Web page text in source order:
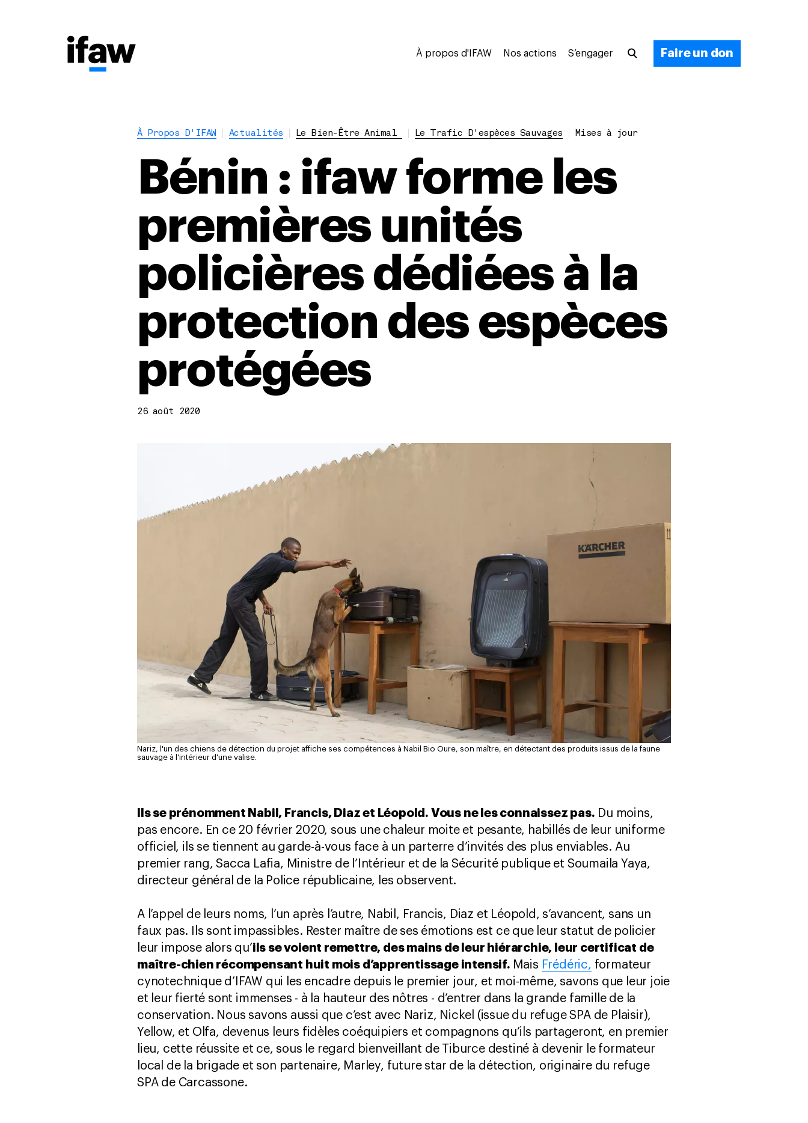
À propos d'IFAW Nos actions S’engager Faire un don
À Propos D'IFAW Actualités Le Bien-Être Animal Le Trafic D'espèces Sauvages Mises à jour
Bénin : ifaw forme les
premières unités
policières dédiées à la
protection des espèces
protégées
26 août 2020
Nariz, l'un des chiens de détection du projet affiche ses compétences à Nabil Bio Oure, son maître, en détectant des produits issus de la faune
sauvage à l'intérieur d'une valise.
Ils se prénomment Nabil, Francis, Diaz et Léopold. Vous ne les connaissez pas. Du moins,
pas encore. En ce 20 février 2020, sous une chaleur moite et pesante, habillés de leur uniforme
officiel, ils se tiennent au garde-à-vous face à un parterre d’invités des plus enviables. Au
premier rang, Sacca Lafia, Ministre de l’Intérieur et de la Sécurité publique et Soumaila Yaya,
directeur général de la Police républicaine, les observent.
A l’appel de leurs noms, l’un après l’autre, Nabil, Francis, Diaz et Léopold, s’avancent, sans un
faux pas. Ils sont impassibles. Rester maître de ses émotions est ce que leur statut de policier
leur impose alors qu’ils se voient remettre, des mains de leur hiérarchie, leur certificat de
maître-chien récompensant huit mois d’apprentissage intensif. Mais Frédéric, formateur
cynotechnique d’IFAW qui les encadre depuis le premier jour, et moi-même, savons que leur joie
et leur fierté sont immenses - à la hauteur des nôtres - d’entrer dans la grande famille de la
conservation. Nous savons aussi que c’est avec Nariz, Nickel (issue du refuge SPA de Plaisir),
Yellow, et Olfa, devenus leurs fidèles coéquipiers et compagnons qu’ils partageront, en premier
lieu, cette réussite et ce, sous le regard bienveillant de Tiburce destiné à devenir le formateur
local de la brigade et son partenaire, Marley, future star de la détection, originaire du refuge
SPA de Carcassone.